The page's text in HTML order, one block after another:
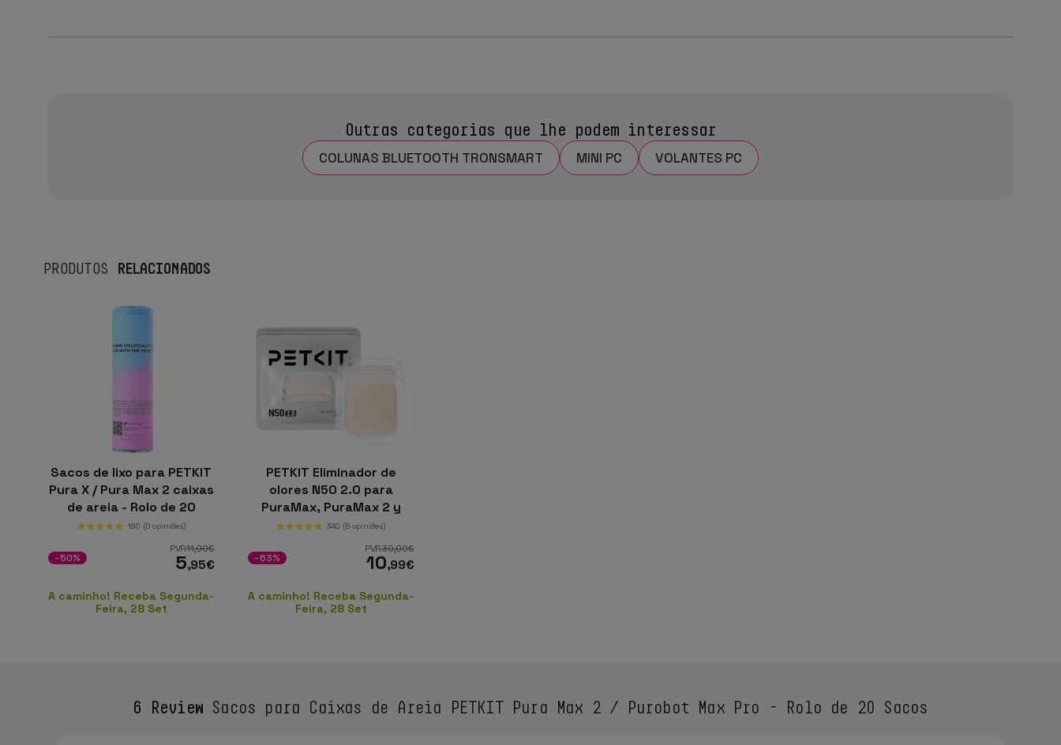
Outras categorias que lhe podem interessar
COLUNAS BLUETOOTH TRONSMART MINI PC VOLANTES PC
PRODUTOS RELACIONADOS
Sacos de lixo para PETKIT
Pura X / Pura Max 2 caixas
de areia - Rolo de 20
sacos
180 (0 opiniões)
PVR11,99€
5,95€
-50%
A caminho! Receba Segunda-
Feira, 28 Set
PETKIT Eliminador de
olores N50 2.0 para
PuraMax, PuraMax 2 y
PUROBOT MAX PRO (Pack
340 (6 opiniões)
PVR30,00€
10,99€
-63%
A caminho! Receba Segunda-
Feira, 28 Set
6 Review Sacos para Caixas de Areia PETKIT Pura Max 2 / Purobot Max Pro - Rolo de 20 Sacos